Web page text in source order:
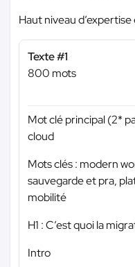
Haut niveau
Texte #1
800 mots
Mot clé principal (2*
cloud
Mots clés : modern
sauvegarde et pra,
mobilité
H1 : C’est quoi la
Intro